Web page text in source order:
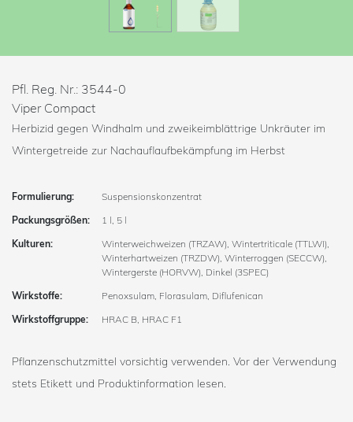
Pfl. Reg. Nr.: 3544-0
Viper Compact
Herbizid gegen Windhalm und zweikeimblättrige Unkräuter im
Wintergetreide zur Nachauflaufbekämpfung im Herbst
Formulierung:
Suspensionskonzentrat
Packungsgrößen:
1 l, 5 l
Kulturen:
Winterweichweizen (TRZAW), Wintertriticale (TTLWI),
Winterhartweizen (TRZDW), Winterroggen (SECCW),
Wintergerste (HORVW), Dinkel (3SPEC)
Wirkstoffe:
Penoxsulam, Florasulam, Diflufenican
Wirkstoffgruppe:
HRAC B, HRAC F1
Pflanzenschutzmittel vorsichtig verwenden. Vor der Verwendung
stets Etikett und Produktinformation lesen.